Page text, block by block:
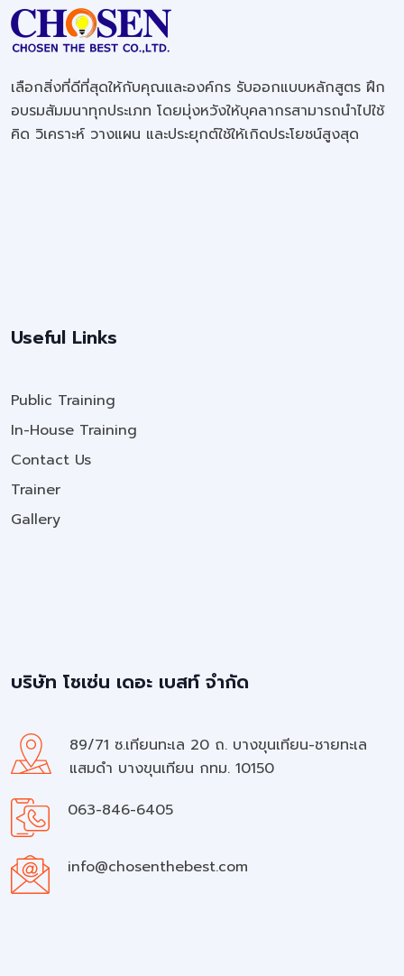
เลือกสิ่งที่ดีที่สุดให้กับคุณและองค์กร รับออกแบบหลักสูตร ฝึก
อบรมสัมมนาทุกประเภท โดยมุ่งหวังให้บุคลากรสามารถนำไปใช้
คิด วิเคราะห์ วางแผน และประยุกต์ใช้ให้เกิดประโยชน์สูงสุด
Useful Links
Public Training
In-House Training
Contact Us
Trainer
Gallery
บริษัท โชเซ่น เดอะ เบสท์ จำกัด
89/71 ซ.เทียนทะเล 20 ถ. บางขุนเทียน-ชายทะเล
แสมดำ บางขุนเทียน กทม. 10150
063-846-6405
info@chosenthebest.com